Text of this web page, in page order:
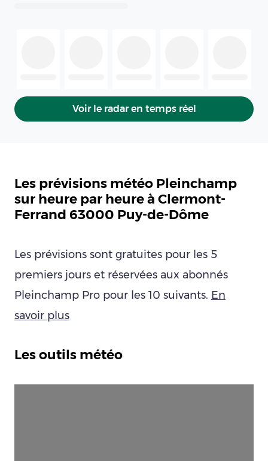
Voir le radar en temps réel
Les prévisions météo Pleinchamp
sur heure par heure à Clermont-
Ferrand 63000 Puy-de-Dôme
Les prévisions sont gratuites pour les 5
premiers jours et réservées aux abonnés
Pleinchamp Pro pour les 10 suivants. En
savoir plus
Les outils météo